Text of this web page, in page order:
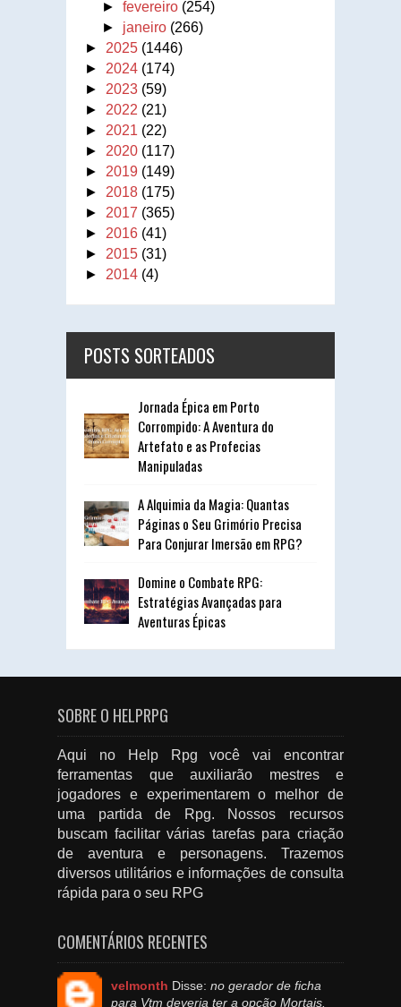
►fevereiro (254)
► janeiro (266)
► 2025 (1446)
► 2024 (174)
► 2023 (59)
► 2022 (21)
► 2021 (22)
► 2020 (117)
► 2019 (149)
► 2018 (175)
► 2017 (365)
► 2016 (41)
► 2015 (31)
► 2014 (4)
POSTS SORTEADOS
Jornada Épica em Porto
Corrompido: A Aventura do
Artefato e as Profecias
Manipuladas
A Alquimia da Magia: Quantas
Páginas o Seu Grimório Precisa
Para Conjurar Imersão em RPG?
Domine o Combate RPG:
Estratégias Avançadas para
Aventuras Épicas
SOBRE O HELPRPG
Aqui no Help Rpg você vai encontrar
ferramentas que auxiliarão mestres e
jogadores e experimentarem o melhor de
uma partida de Rpg. Nossos recursos
buscam facilitar várias tarefas para criação
de aventura e personagens. Trazemos
diversos utilitários e informações de consulta
rápida para o seu RPG
COMENTÁRIOS RECENTES
velmonth Disse: no gerador de ficha
para Vtm deveria ter a opção Mortais.